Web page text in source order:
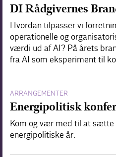
DI Rådgivernes
Hvordan tilpasser vi
operationelle og
værdi ud af AI? På årets
fra AI som eksperiment til
ARRANGEMENTER
Energipolitisk
Kom og vær med til at sætte
energipolitiske år.